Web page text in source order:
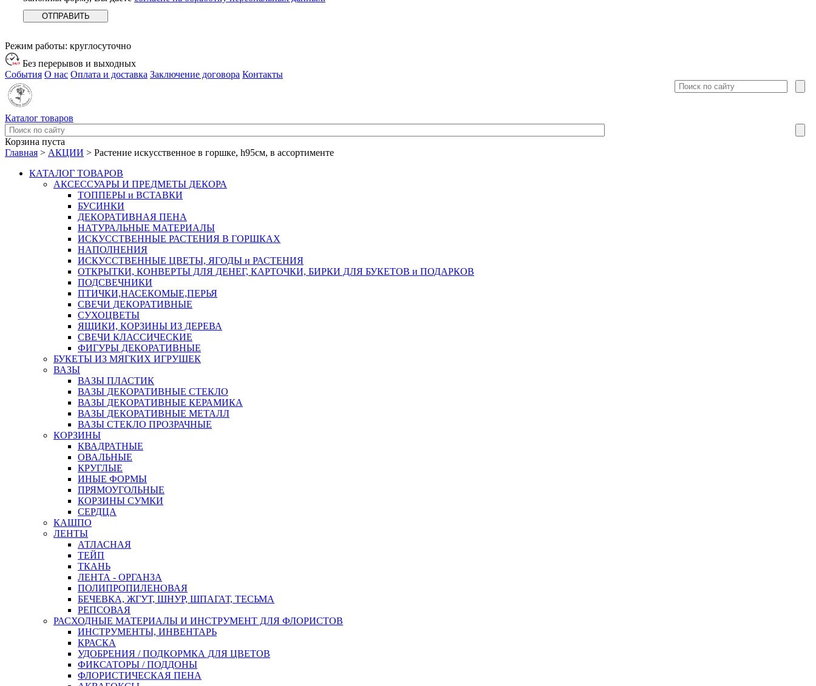
Режим работы: круглосуточно
Без перерывов и выходных
События О нас Оплата и доставка Заключение договора Контакты
Каталог товаров
Корзина пуста
Главная > АКЦИИ > Растение искусственное в горшке, h95см, в ассортименте
КАТАЛОГ ТОВАРОВ
АКСЕССУАРЫ И ПРЕДМЕТЫ ДЕКОРА
ТОППЕРЫ и ВСТАВКИ
БУСИНКИ
ДЕКОРАТИВНАЯ ПЕНА
НАТУРАЛЬНЫЕ МАТЕРИАЛЫ
ИСКУССТВЕННЫЕ РАСТЕНИЯ В ГОРШКАХ
НАПОЛНЕНИЯ
ИСКУССТВЕННЫЕ ЦВЕТЫ, ЯГОДЫ и РАСТЕНИЯ
ОТКРЫТКИ, КОНВЕРТЫ ДЛЯ ДЕНЕГ, КАРТОЧКИ, БИРКИ ДЛЯ БУКЕТОВ и ПОДАРКОВ
ПОДСВЕЧНИКИ
ПТИЧКИ,НАСЕКОМЫЕ,ПЕРЬЯ
СВЕЧИ ДЕКОРАТИВНЫЕ
СУХОЦВЕТЫ
ЯЩИКИ, КОРЗИНЫ ИЗ ДЕРЕВА
СВЕЧИ КЛАССИЧЕСКИЕ
ФИГУРЫ ДЕКОРАТИВНЫЕ
БУКЕТЫ ИЗ МЯГКИХ ИГРУШЕК
ВАЗЫ
ВАЗЫ ПЛАСТИК
ВАЗЫ ДЕКОРАТИВНЫЕ СТЕКЛО
ВАЗЫ ДЕКОРАТИВНЫЕ КЕРАМИКА
ВАЗЫ ДЕКОРАТИВНЫЕ МЕТАЛЛ
ВАЗЫ СТЕКЛО ПРОЗРАЧНЫЕ
КОРЗИНЫ
КВАДРАТНЫЕ
ОВАЛЬНЫЕ
КРУГЛЫЕ
ИНЫЕ ФОРМЫ
ПРЯМОУГОЛЬНЫЕ
КОРЗИНЫ СУМКИ
СЕРДЦА
КАШПО
ЛЕНТЫ
АТЛАСНАЯ
ТЕЙП
ТКАНЬ
ЛЕНТА - ОРГАНЗА
ПОЛИПРОПИЛЕНОВАЯ
БЕЧЕВКА, ЖГУТ, ШНУР, ШПАГАТ, ТЕСЬМА
РЕПСОВАЯ
РАСХОДНЫЕ МАТЕРИАЛЫ И ИНСТРУМЕНТ ДЛЯ ФЛОРИСТОВ
ИНСТРУМЕНТЫ, ИНВЕНТАРЬ
КРАСКА
УДОБРЕНИЯ / ПОДКОРМКА ДЛЯ ЦВЕТОВ
ФИКСАТОРЫ / ПОДДОНЫ
ФЛОРИСТИЧЕСКАЯ ПЕНА